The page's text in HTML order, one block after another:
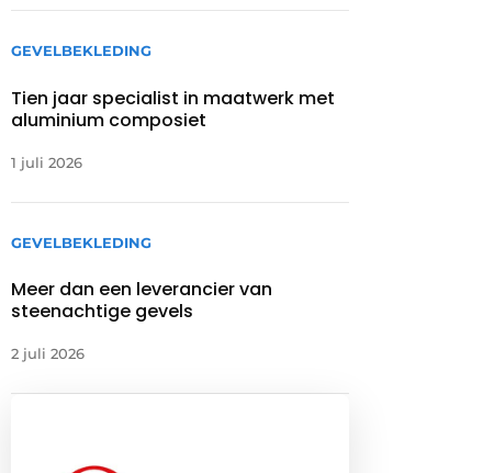
GEVELBEKLEDING
Tien jaar specialist in maatwerk met
aluminium composiet
1 juli 2026
GEVELBEKLEDING
Meer dan een leverancier van
steenachtige gevels
2 juli 2026